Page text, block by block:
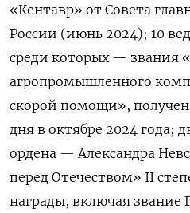
«Кентавр» от Совета
России (июнь 2024); 10
среди которых — звания
агропромышленного
скорой помощи»,
дня в октябре 2024 года;
ордена — Александра
перед Отечеством» II
награды, включая звание